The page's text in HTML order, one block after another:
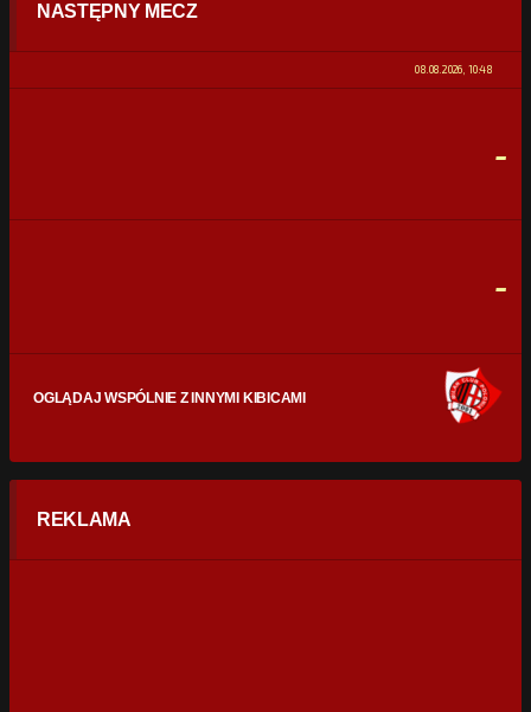
0% 100%
NASTĘPNY MECZ
08.08.2026, 10:48
-
-
OGLĄDAJ WSPÓLNIE Z INNYMI KIBICAMI
REKLAMA